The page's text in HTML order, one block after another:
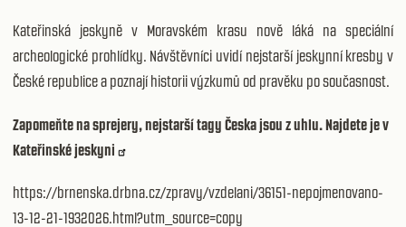
Kateřinská jeskyně v Moravském krasu nově láká na speciální
archeologické prohlídky. Návštěvníci uvidí nejstarší jeskynní kresby v
České republice a poznají historii výzkumů od pravěku po současnost.
Zapomeňte na sprejery, nejstarší tagy Česka jsou z uhlu. Najdete je v
Kateřinské jeskyni
https://brnenska.drbna.cz/zpravy/vzdelani/36151-nepojmenovano-
13-12-21-1932026.html?utm_source=copy